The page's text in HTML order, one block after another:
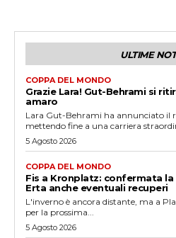
ULTIME
COPPA DEL MONDO
Grazie Lara! Gut-Behrami si
amaro
Lara Gut-Behrami ha annunciato il
mettendo fine a una carriera
5 Agosto 2026
COPPA DEL MONDO
Fis a Kronplatz: confermata
Erta anche eventuali recuperi
L'inverno è ancora distante, ma a
per la prossima...
5 Agosto 2026